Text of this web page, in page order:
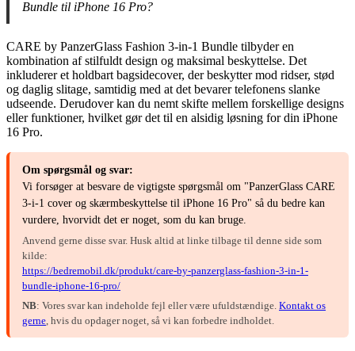
Bundle til iPhone 16 Pro?
CARE by PanzerGlass Fashion 3-in-1 Bundle tilbyder en
kombination af stilfuldt design og maksimal beskyttelse. Det
inkluderer et holdbart bagsidecover, der beskytter mod ridser, stød
og daglig slitage, samtidig med at det bevarer telefonens slanke
udseende. Derudover kan du nemt skifte mellem forskellige designs
eller funktioner, hvilket gør det til en alsidig løsning for din iPhone
16 Pro.
Om spørgsmål og svar:
Vi forsøger at besvare de vigtigste spørgsmål om "PanzerGlass CARE
3-i-1 cover og skærmbeskyttelse til iPhone 16 Pro" så du bedre kan
vurdere, hvorvidt det er noget, som du kan bruge.
Anvend gerne disse svar. Husk altid at linke tilbage til denne side som
kilde:
https://bedremobil.dk/produkt/care-by-panzerglass-fashion-3-in-1-
bundle-iphone-16-pro/
NB: Vores svar kan indeholde fejl eller være ufuldstændige. Kontakt os
gerne , hvis du opdager noget, så vi kan forbedre indholdet.